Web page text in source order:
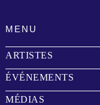
MENU
ARTISTES
ÉVÉNEMENTS
MÉDIAS